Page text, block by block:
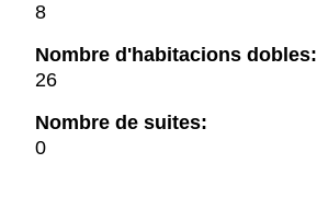
8
Nombre d'habitacions dobles:
26
Nombre de suites:
0